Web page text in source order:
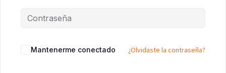
Mantenerme conectado ¿Olvidaste la contraseña?